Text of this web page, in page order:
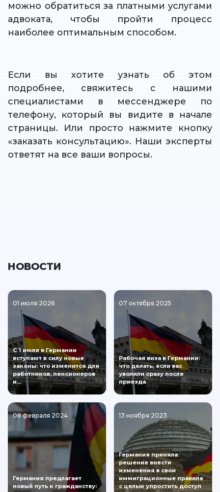
можно обратиться за платными услугами
адвоката, чтобы пройти процесс
наиболее оптимальным способом.
Если вы хотите узнать об этом
подробнее, свяжитесь с нашими
специалистами в мессенджере по
телефону, который вы видите в начале
страницы. Или просто нажмите кнопку
«заказать консультацию». Наши эксперты
ответят на все ваши вопросы.
НОВОСТИ
01 июля 2026
С 1 июля в Германии
вступают в силу новые
законы: что изменится для
работников, пенсионеров
и…
07 октября 2025
Рабочая виза в Германии:
что делать, если вас
уволили сразу после
приезда
08 февраля 2024
Германия предлагает
новый путь к гражданству:
13 ноября 2023
Германия приняла
решение внести
изменения в свои
иммиграционные правила
с целью упростить доступ